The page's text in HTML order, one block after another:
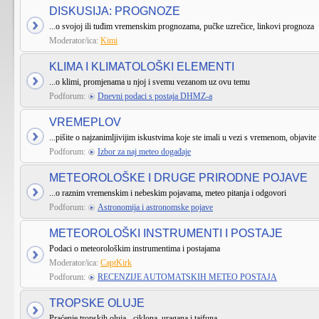
DISKUSIJA: PROGNOZE
...o svojoj ili tuđim vremenskim prognozama, pučke uzrečice, linkovi prognoza
Moderator/ica: Kimi
KLIMA I KLIMATOLOŠKI ELEMENTI
...o klimi, promjenama u njoj i svemu vezanom uz ovu temu
Podforum:
Dnevni podaci s postaja DHMZ-a
VREMEPLOV
...pišite o najzanimljivijim iskustvima koje ste imali u vezi s vremenom,
Podforum:
Izbor za naj meteo događaje
METEOROLOŠKE I DRUGE PRIRODNE POJAVE
...o raznim vremenskim i nebeskim pojavama, meteo pitanja i odgovori
Podforum:
Astronomija i astronomske pojave
METEOROLOŠKI INSTRUMENTI I POSTAJE
Podaci o meteorološkim instrumentima i postajama
Moderator/ica: CaptKirk
Podforum:
RECENZIJE AUTOMATSKIH METEO POSTAJA
TROPSKE OLUJE